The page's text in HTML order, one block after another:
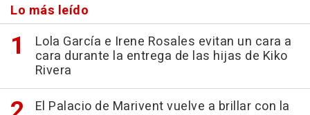
Lo más leído
Lola García e Irene Rosales evitan un cara a
cara durante la entrega de las hijas de Kiko
Rivera
El Palacio de Marivent vuelve a brillar con la